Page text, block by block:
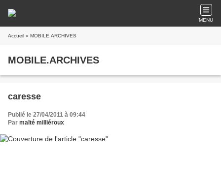
MENU
Accueil » MOBILE.ARCHIVES
MOBILE.ARCHIVES
caresse
Publié le 27/04/2011 à 09:44
Par maïté milliéroux